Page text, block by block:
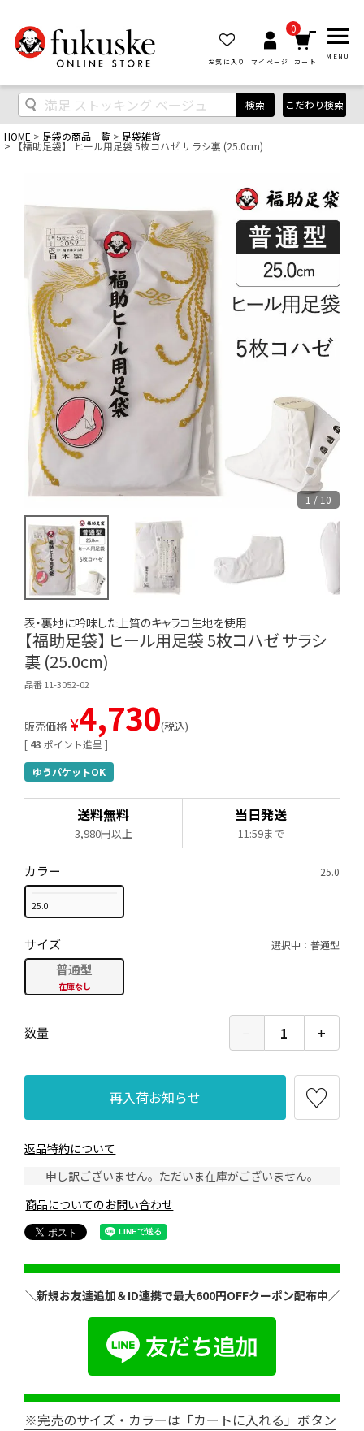
お気に入り マイページ
0
カート
MENU
検索 こだわり検索
HOME 足袋の商品一覧 足袋雑貨
【福助足袋】 ヒール用足袋 5枚コハゼ サラシ裏 (25.0cm)
1 / 10
表・裏地に吟味した上質のキャラコ生地を使用
【福助足袋】 ヒール用足袋 5枚コハゼ サラシ
裏 (25.0cm)
品番 11-3052-02
[ 43 ポイント進呈 ]
販売価格 ¥4,730 税込
ゆうパケットOK
送料無料
3,980円以上
当日発送
11:59まで
カラー 25.0
25.0
サイズ 選択中：普通型
普通型
在庫なし
数量 − 1 +
再入荷お知らせ
返品特約について
申し訳ございません。ただいま在庫がございません。
商品についてのお問い合わせ
＼新規お友達追加＆ID連携で最大600円OFFクーポン配布中／
※完売のサイズ・カラーは「カートに入れる」ボタン